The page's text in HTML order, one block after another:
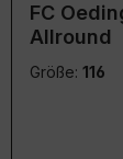
FC
Allround
Größe: 116